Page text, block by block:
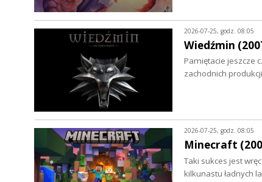
2026-07-25, godz. 08:05
Wiedźmin
Pamiętacie jeszcze
zachodnich
2026-07-25, godz. 08:05
Minecraft
Taki sukces jest
kilkunastu ładnych